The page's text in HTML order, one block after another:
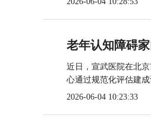
老年认知障碍
近日，宣武医院在北
心通过规范化评估建
2026-06-04 10:23:33